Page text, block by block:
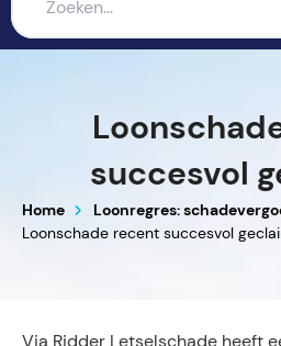
succesvol
Home
Loonregres:
Loonschade recent succesvol
Via Ridder Letselschade heeft